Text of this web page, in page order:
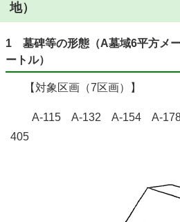
地）
1 墓碑等の形態（A墓域6平方メ
ートル）
【対象区画（7区画）】
A-115 A-132 A-154 A-
405